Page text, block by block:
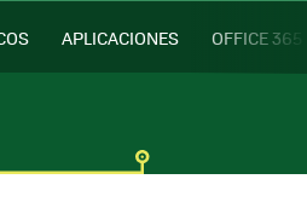
APLICACIONES OFFICE 365